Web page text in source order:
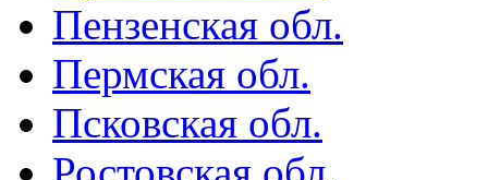
Пензенская обл.
Пермская обл.
Псковская обл.